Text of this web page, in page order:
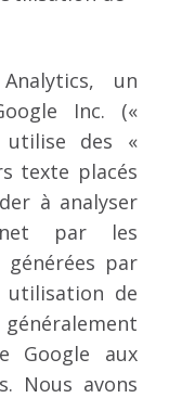
un
Inc. («
utilise des «
texte placés
à analyser
par les
par
utilisation de
Google aux
Nous avons